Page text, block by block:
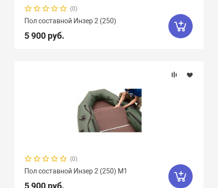
(0)
Пол составной Инзер 2 (250)
5 900 руб.
(0)
Пол составной Инзер 2 (250) М1
5 900 руб.